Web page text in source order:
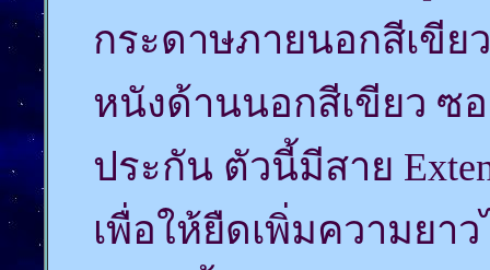
กระดาษภายนอกสีเขีย
หนังด้านนอกสีเขียว ซ
ประกัน ตัวนี้มีสาย
เพื่อให้ยืดเพิ่มความยา